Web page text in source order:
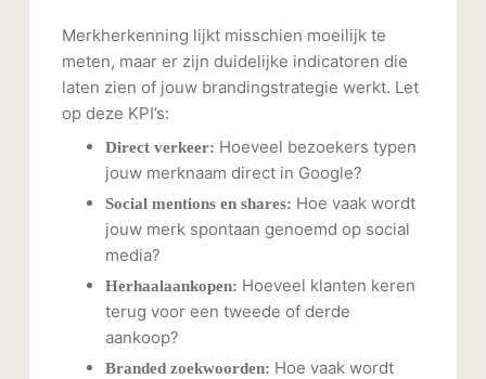
Merkherkenning lijkt misschien moeilijk te
meten, maar er zijn duidelijke indicatoren die
laten zien of jouw brandingstrategie werkt. Let
op deze KPI’s:
Direct verkeer: Hoeveel bezoekers typen
jouw merknaam direct in Google?
Social mentions en shares: Hoe vaak wordt
jouw merk spontaan genoemd op social
media?
Herhaalaankopen: Hoeveel klanten keren
terug voor een tweede of derde
aankoop?
Branded zoekwoorden: Hoe vaak wordt